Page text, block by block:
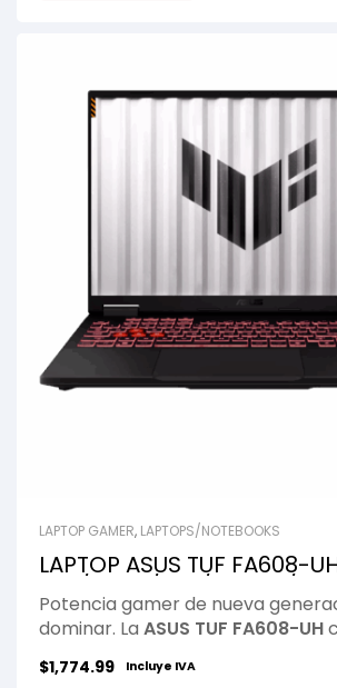
LAPTOP GAMER, LAPTOPS/NOTEBOOKS
LAPTOP ASUS TUF FA608-
RTX-5050-8GB/ W11/
Potencia gamer de nueva
dominar. La ASUS TUF FA608-UH
8GBofrece rendimiento brutal
$1,774.99 Incluye IVA